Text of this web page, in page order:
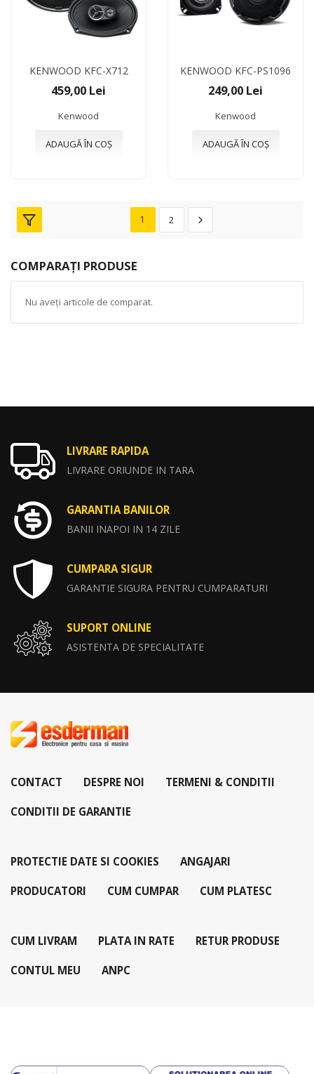
KENWOOD KFC-X712
459,00 Lei
Kenwood
ADAUGĂ ÎN COȘ
KENWOOD KFC-PS1096
249,00 Lei
Kenwood
ADAUGĂ ÎN COȘ
1 2
COMPARAȚI PRODUSE
Nu aveți articole de comparat.
LIVRARE RAPIDA
LIVRARE ORIUNDE IN TARA
GARANTIA BANILOR
BANII INAPOI IN 14 ZILE
CUMPARA SIGUR
GARANTIE SIGURA PENTRU CUMPARATURI
SUPORT ONLINE
ASISTENTA DE SPECIALITATE
CONTACT DESPRE NOI TERMENI & CONDITII
CONDITII DE GARANTIE
PROTECTIE DATE SI COOKIES ANGAJARI
PRODUCATORI CUM CUMPAR CUM PLATESC
CUM LIVRAM PLATA IN RATE RETUR PRODUSE
CONTUL MEU ANPC